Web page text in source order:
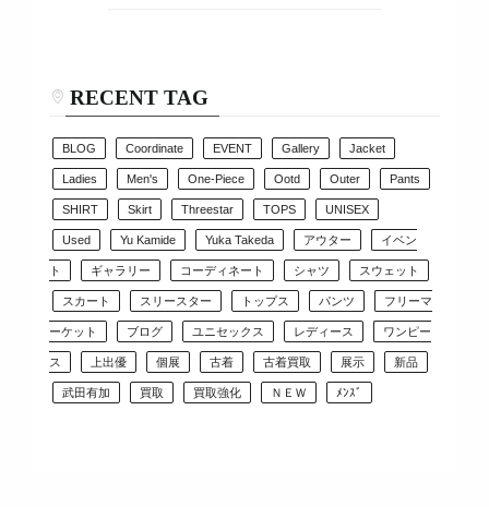
RECENT TAG
BLOG Coordinate EVENT Gallery Jacket
Ladies Men's One-Piece Ootd Outer Pants
SHIRT Skirt Threestar TOPS UNISEX
Used Yu Kamide Yuka Takeda アウター イベン
ト ギャラリー コーディネート シャツ スウェット
スカート スリースター トップス パンツ フリーマ
ーケット ブログ ユニセックス レディース ワンピー
ス 上出優 個展 古着 古着買取 展示 新品
武田有加 買取 買取強化 ＮＥＷ ﾒﾝｽﾞ